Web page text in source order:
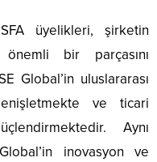
üyelikleri, şirketin
bir parçasını
Global’in uluslararası
ve ticari
Aynı
inovasyon ve